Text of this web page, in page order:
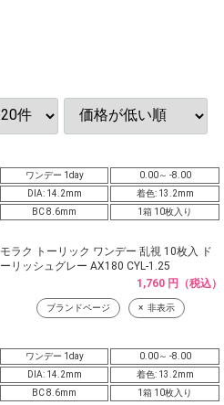
ワンデー 1day
0.00～ -8.00
DIA: 14.2mm
着色: 13.2mm
BC 8.6mm
1箱 10枚入り
モラク トーリック ワンデー 乱視 10枚入 ド
ーリッシュグレー AX180 CYL-1.25
1,760 円（税込）
ブランドページ 非表示
ワンデー 1day
0.00～ -8.00
DIA: 14.2mm
着色: 13.2mm
BC 8.6mm
1箱 10枚入り